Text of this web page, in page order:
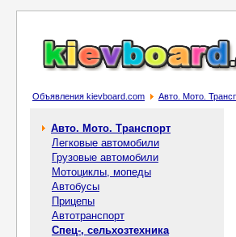
Объявления kievboard.com Авто. Мото.
Авто. Мото. Транспорт
Легковые автомобили
Грузовые автомобили
Мотоциклы, мопеды
Автобусы
Прицепы
Автотранспорт
Спец-, cельхозтехника